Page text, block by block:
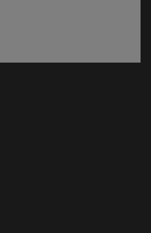
en nueva ventana)
en nueva ventana)